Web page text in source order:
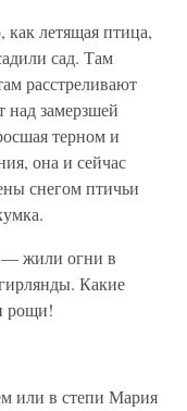
летящая птица,
сад. Там
расстреливают
над замерзшей
терном и
она и сейчас
снегом птичьи
— жили огни в
Какие
рощи!
или в степи Мария